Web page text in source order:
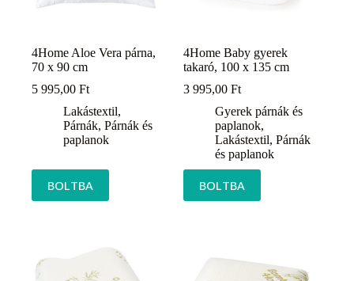
4Home Aloe Vera párna,
70 x 90 cm
5 995,00 Ft
Lakástextil,
Párnák, Párnák és
paplanok
BOLTBA
4Home Baby gyerek
takaró, 100 x 135 cm
3 995,00Ft
Gyerek párnák és
paplanok,
Lakástextil,Párnák
és paplanok
BOLTBA